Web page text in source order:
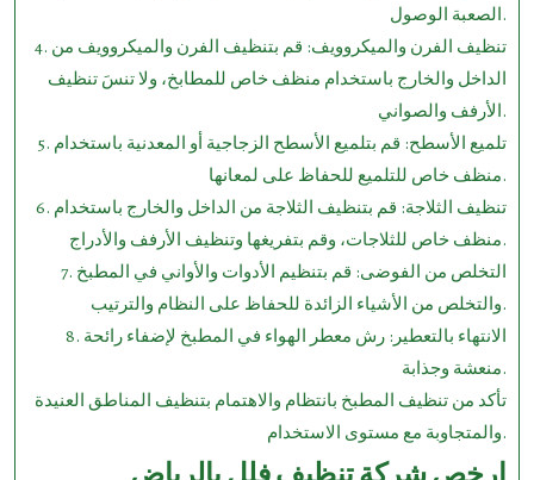
الصعبة الوصول.
4. تنظيف الفرن والميكروويف: قم بتنظيف الفرن والميكروويف من
الداخل والخارج باستخدام منظف خاص للمطابخ، ولا تنسَ تنظيف
الأرفف والصواني.
5. تلميع الأسطح: قم بتلميع الأسطح الزجاجية أو المعدنية باستخدام
منظف خاص للتلميع للحفاظ على لمعانها.
6. تنظيف الثلاجة: قم بتنظيف الثلاجة من الداخل والخارج باستخدام
منظف خاص للثلاجات، وقم بتفريغها وتنظيف الأرفف والأدراج.
7. التخلص من الفوضى: قم بتنظيم الأدوات والأواني في المطبخ
والتخلص من الأشياء الزائدة للحفاظ على النظام والترتيب.
8. الانتهاء بالتعطير: رش معطر الهواء في المطبخ لإضفاء رائحة
منعشة وجذابة.
تأكد من تنظيف المطبخ بانتظام والاهتمام بتنظيف المناطق العنيدة
والمتجاوبة مع مستوى الاستخدام.